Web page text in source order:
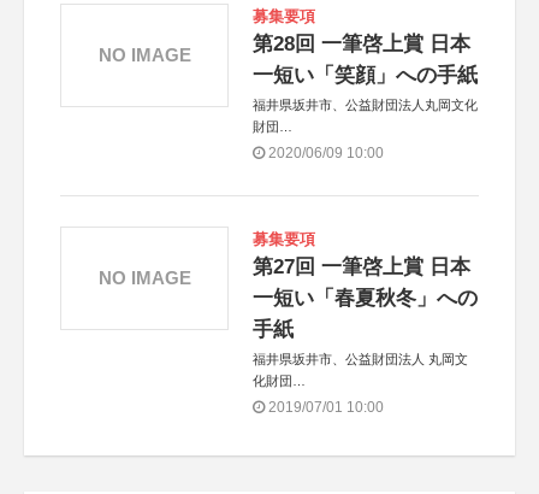
募集要項
第28回 一筆啓上賞 日本
一短い「笑顔」への手紙
福井県坂井市、公益財団法人丸岡文化
財団
共催：株式会社中央経済社ホールディ
2020/06/09 10:00
NO IMAGE
募集要項
第27回 一筆啓上賞 日本
一短い「春夏秋冬」への
手紙
福井県坂井市、公益財団法人 丸岡文
化財団
共催：株式会社中央経済社ホールディ
2019/07/01 10:00
NO IMAGE